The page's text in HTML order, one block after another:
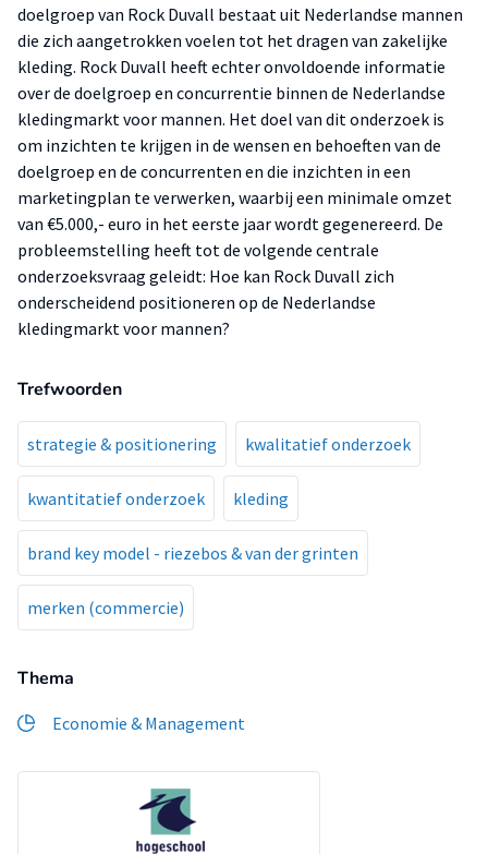
doelgroep van Rock Duvall bestaat uit Nederlandse mannen
die zich aangetrokken voelen tot het dragen van zakelijke
kleding. Rock Duvall heeft echter onvoldoende informatie
over de doelgroep en concurrentie binnen de Nederlandse
kledingmarkt voor mannen. Het doel van dit onderzoek is
om inzichten te krijgen in de wensen en behoeften van de
doelgroep en de concurrenten en die inzichten in een
marketingplan te verwerken, waarbij een minimale omzet
van €5.000,- euro in het eerste jaar wordt gegenereerd. De
probleemstelling heeft tot de volgende centrale
onderzoeksvraag geleidt: Hoe kan Rock Duvall zich
onderscheidend positioneren op de Nederlandse
kledingmarkt voor mannen?
Trefwoorden
strategie & positionering kwalitatief onderzoek
kwantitatief onderzoek kleding
brand key model - riezebos & van der grinten
merken (commercie)
Thema
Economie & Management